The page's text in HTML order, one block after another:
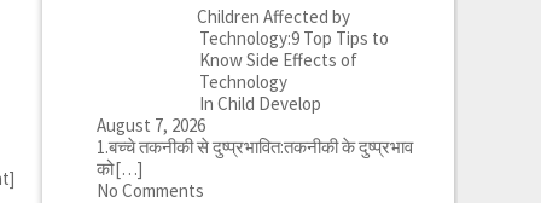
Children Affected by
Technology:9 Top Tips to
Know Side Effects of
Technology
In Child Develop
August 7, 2026
1.बच्चे तकनीकी से दुष्प्रभावित:तकनीकी के दुष्प्रभाव
को[…]
No Comments